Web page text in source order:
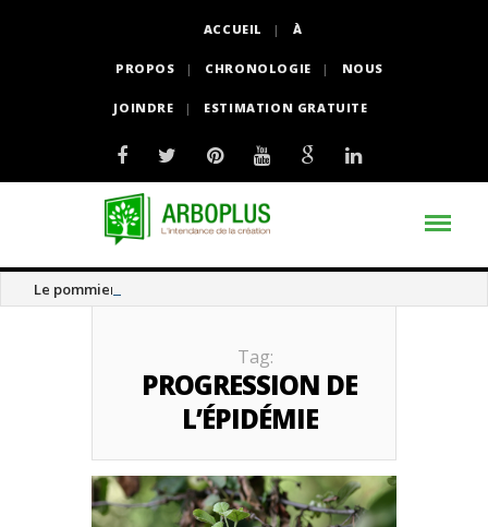
ACCUEIL À
PROPOS CHRONOLOGIE NOUS
JOINDRE ESTIMATION GRATUITE
Le pommier thé
Tag:
PROGRESSION DE
L’ÉPIDÉMIE